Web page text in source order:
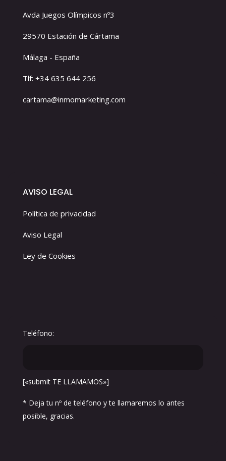
Avda Juegos Olímpicos nº3
29570 Estación de Cártama
Málaga - España
Tlf: +34 635 644 256
cartama@inmomarketing.com
AVISO LEGAL
Política de privacidad
Aviso Legal
Ley de Cookies
Teléfono:
[«submit TE LLAMAMOS»]
* Deja tu nº de teléfono y te llamaremos lo antes
posible, gracias.